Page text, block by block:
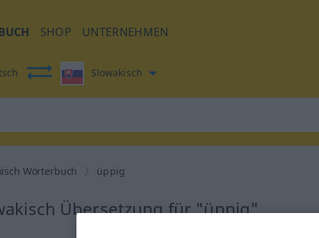
SHOP UNTERNEHMEN
Slowakisch
Wörterbuch üppig
Übersetzung für "üppig"